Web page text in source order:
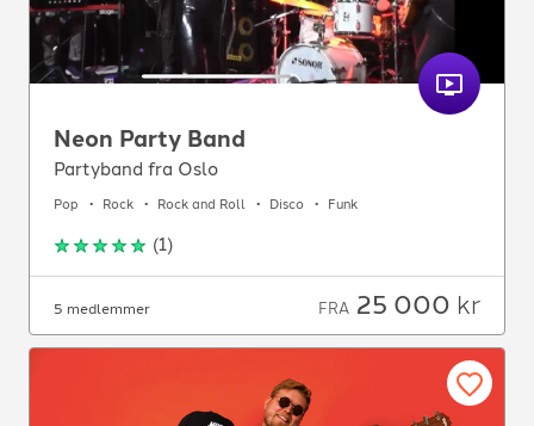
Neon Party Band
Partyband fra Oslo
Pop Rock Rock and Roll Disco Funk
(1)
5 medlemmer FRA 25 000 kr